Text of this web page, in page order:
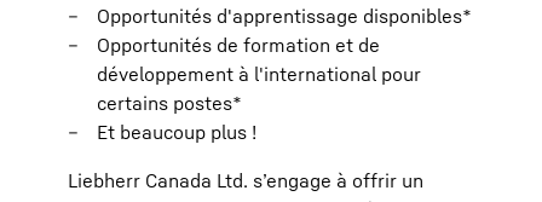
Opportunités d'apprentissage disponibles*
Opportunités de formation et de
développement à l'international pour
certains postes*
Et beaucoup plus !
Liebherr Canada Ltd. s’engage à offrir un